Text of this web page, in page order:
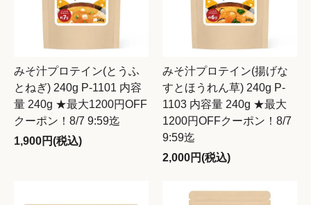
みそ汁プロテイン(とうふ
とねぎ) 240g P-1101 内容
量 240g ★最大1200円OFF
クーポン！8/7 9:59迄
1,900円(税込)
みそ汁プロテイン(揚げな
すとほうれん草) 240g P-
1103 内容量 240g ★最大
1200円OFFクーポン！8/7
9:59迄
2,000円(税込)